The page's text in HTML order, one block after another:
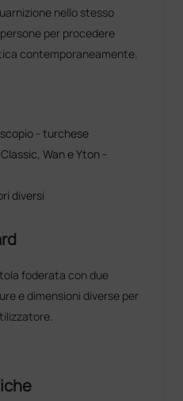
nello stesso
per procedere
contemporaneamente.
- turchese
Wan e Yton -
diversi
foderata con due
e dimensioni diverse per